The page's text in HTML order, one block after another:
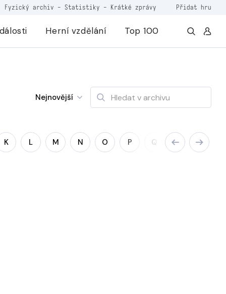
Fyzický archiv - Statistiky - Krátké zprávy Přidat hru
Herní vzdělání Top 100
Nejnovější
K L M N O P Q R S